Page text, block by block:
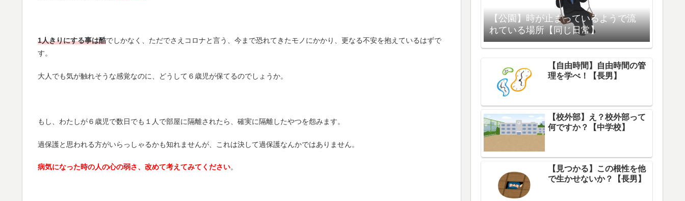
1人きりにする事は酷でしかなく、ただでさえコロナと言う、今まで恐れてきたモノにかかり、更なる不安を抱えているはずで
す。
大人でも気が触れそうな感覚なのに、どうして６歳児が保てるのでしょうか。
もし、わたしが６歳児で数日でも１人で部屋に隔離されたら、確実に隔離したやつを怨みます。
過保護と思われる方がいらっしゃるかも知れませんが、これは決して過保護なんかではありません。
病気になった時の人の心の弱さ、改めて考えてみてください。
【公園】時が止まっているようで流
れている場所【同じ日常】
【自由時間】自由時間の管
理を学べ！【長男】
【校外部】え？校外部って
何ですか？【中学校】
【見つかる】この根性を他
で生かせないか？【長男】